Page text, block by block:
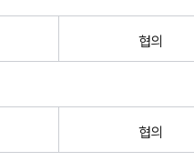
협의
협의